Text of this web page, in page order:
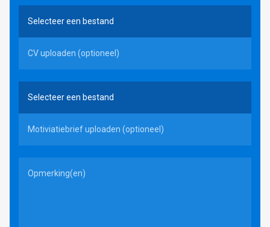
Ik zoek
Voor werkgevers
Informatie aanvragen
Selecteer een bestand
CV uploaden (optioneel)
Selecteer een bestand
Motiviatiebrief uploaden (optioneel)